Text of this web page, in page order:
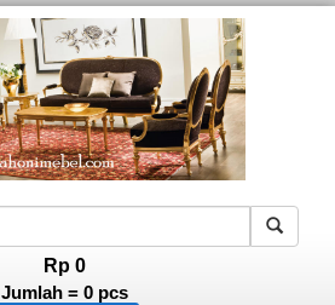
Rp 0
Jumlah = 0pcs